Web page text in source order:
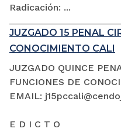
Radicación: ...
JUZGADO 15 PENAL
CONOCIMIENTO CALI
JUZGADO QUINCE
FUNCIONES DE
EMAIL:
E D I C T O